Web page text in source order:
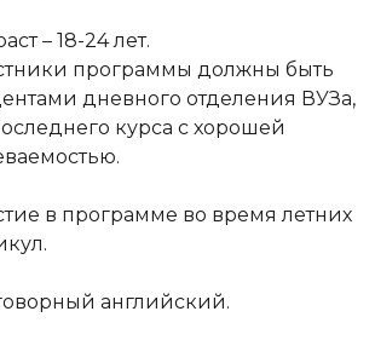
– 18-24 лет.
программы должны быть
дневного отделения ВУЗа,
курса с хорошей
в программе во время летних
английский.